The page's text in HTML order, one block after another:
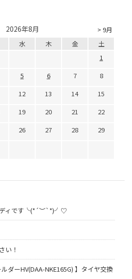
> 9月
2026年8月
水 木 金
土
1
5 6 7
8
12 13 14
15
19 20 21
22
26 27 28
29
ディです╰(*´︶`*)╯♡
い！
ダーHV(DAA-NKE165G) 】タイヤ交換